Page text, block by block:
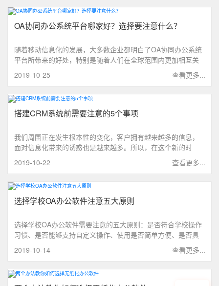
OA协同办公系统平台哪家好？选择要注意什么？
随着移动信息化的发展，大多数企业都明白了OA协同办公系统
平台所带来的好处，特别是随着人们在全球范围内更加相互关
联，云计算和互联网连接产生了协作工具，使员工能够有效和
远程地工作，节省了办公时间，加快了工作步伐。
查看更多...
2019-10-25
搭建CRM系统前需要注意的5个事项
我们周围正在发生根本性的变化，客户拥有越来越多的信息，
面对信息化带来的诱惑也是越来越多。所以，在这个新的时
代，企业想要拥有更多的客户资源，需要有效的搭建CRM系
统。
查看更多...
2019-10-22
选择学校OA办公软件注意五大原则
选择学校OA办公软件需要注意的五大原则：是否符合学校操作
习惯、是否能够支持自定义操作、使用是否简单方便、是否具
查看更多...
2019-10-14